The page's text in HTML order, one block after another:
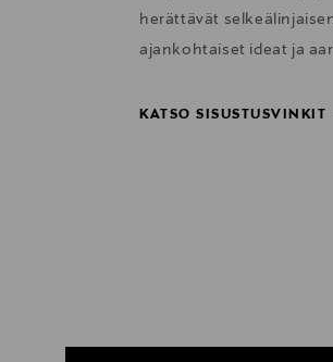
herättävät
ajankohtaiset ideat ja
KATSO SISUSTUSVINKIT